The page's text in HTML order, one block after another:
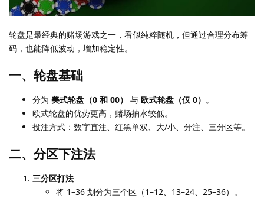
轮盘是最经典的赌场游戏之一，看似纯粹随机，但通过合理分布筹
码，也能降低波动，增加稳定性。
一、轮盘基础
分为 美式轮盘（0 和 00） 与 欧式轮盘（仅 0） 。
欧式轮盘的优势更高，赌场抽水较低。
投注方式：数字直注、红黑单双、大/小、分注、三分区等。
二、分区下注法
三分区打法
将 1–36 划分为三个区（1–12、13–24、25–36）。